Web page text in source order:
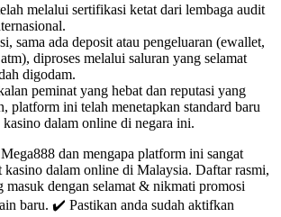
melalui sertifikasi ketat dari lembaga audit
sama ada deposit atau pengeluaran (ewallet,
diproses melalui saluran yang selamat
digodam.
peminat yang hebat dan reputasi yang
platform ini telah menetapkan standard baru
dalam online di negara ini.
dan mengapa platform ini sangat
kasino dalam online di Malaysia. Daftar rasmi,
dengan selamat & nikmati promosi
baru. ✔️ Pastikan anda sudah aktifkan